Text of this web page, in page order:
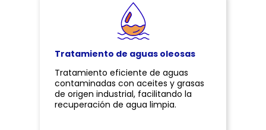
Tratamiento de aguas oleosas
Tratamiento eficiente de aguas
contaminadas con aceites y grasas
de origen industrial, facilitando la
recuperación de agua limpia.